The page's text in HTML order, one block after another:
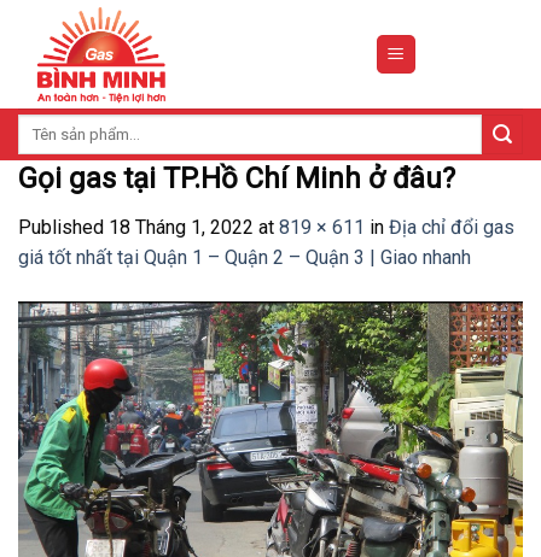
content
Gọi gas tại TP.Hồ Chí Minh ở đâu?
Published 18 Tháng 1, 2022 at 819 × 611 in Địa chỉ đổi gas
giá tốt nhất tại Quận 1 – Quận 2 – Quận 3 | Giao nhanh